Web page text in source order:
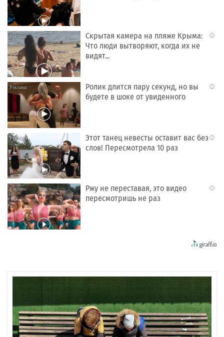
i
Скрытая камера на пляже Крыма:
Что люди вытворяют, когда их не
видят...
i
Ролик длится пару секунд, но вы
будете в шоке от увиденного
i
Этот танец невесты оставит вас без
слов! Пересмотрела 10 раз
i
Ржу не переставая, это видео
пересмотришь не раз